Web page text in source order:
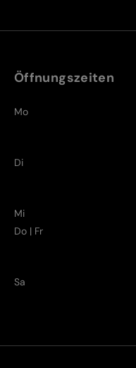
Öffnungszeiten
Mo
Di
Mi
Do | Fr
Sa